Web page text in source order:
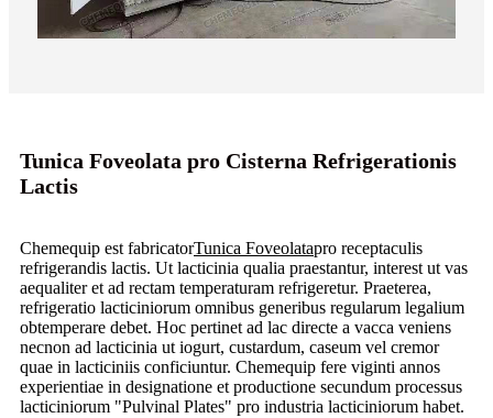
Tunica Foveolata pro Cisterna Refrigerationis
Lactis
Chemequip est fabricatorTunica Foveolatapro receptaculis
refrigerandis lactis. Ut lacticinia qualia praestantur, interest ut vas
aequaliter et ad rectam temperaturam refrigeretur. Praeterea,
refrigeratio lacticiniorum omnibus generibus regularum legalium
obtemperare debet. Hoc pertinet ad lac directe a vacca veniens
necnon ad lacticinia ut iogurt, custardum, caseum vel cremor
quae in lacticiniis conficiuntur. Chemequip fere viginti annos
experientiae in designatione et productione secundum processus
lacticiniorum "Pulvinal Plates" pro industria lacticiniorum habet.